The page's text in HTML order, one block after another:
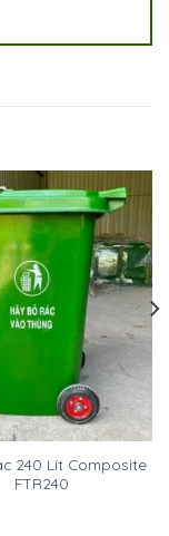
240 Lít Composite
FTR240